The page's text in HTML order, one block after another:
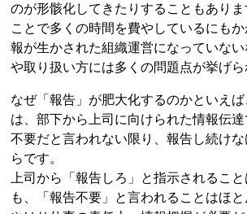
のが形骸化してきたりすることもあり
ことで多くの時間を費やしているにも
報が生かされた組織運営になっていな
や取り扱い方には多くの問題点が挙げら
なぜ「報告」が肥大化するのかといえ
は、部下から上司に向けられた情報伝
不要だと言われない限り、報告し続け
らです。
上司から「報告しろ」と指示されるこ
も、「報告不要」と言われることはほと